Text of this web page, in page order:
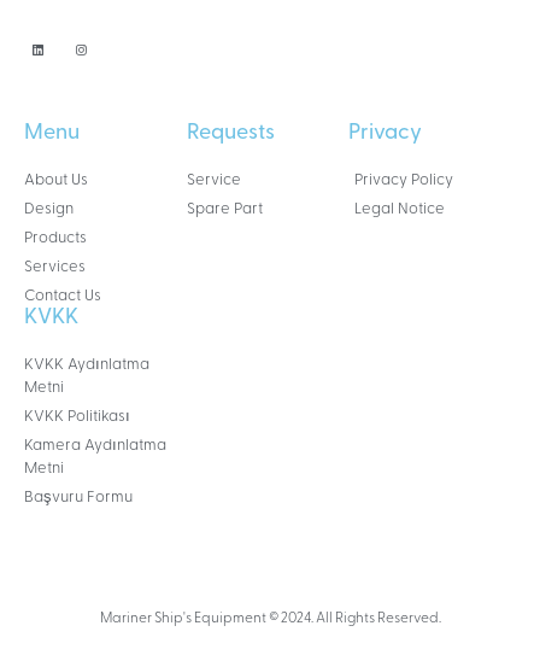
Menu
About Us
Design
Products
Services
Contact Us
Requests
Service
Spare Part
Privacy
Privacy Policy
Legal Notice
KVKK
KVKK Aydınlatma
Metni
KVKK Politikası
Kamera Aydınlatma
Metni
Başvuru Formu
Mariner Ship's Equipment © 2024. All Rights Reserved.